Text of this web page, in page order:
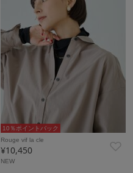
10％ポイントバック
Rouge vif la cle
¥10,450
NEW